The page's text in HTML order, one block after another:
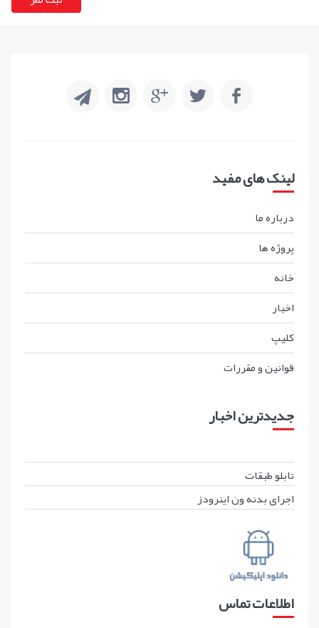
لینک های مفید
درباره ما
پروژه ها
خانه
اخبار
کليپ
قوانين و مقررات
جدیدترین اخبار
تابلو طبقات
اجرای بدنه ون اینرودز
اطلاعات تماس